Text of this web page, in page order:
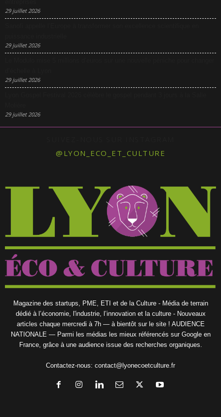
29 juillet 2026
29 juillet 2026
29 juillet 2026
29 juillet 2026
@LYON_ECO_ET_CULTURE
Magazine des startups, PME, ETI et de la Culture - Média de terrain
dédié à l’économie, l'industrie, l’innovation et la culture - Nouveaux
articles chaque mercredi à 7h — à bientôt sur le site ! AUDIENCE
NATIONALE — Parmi les médias les mieux référencés sur Google en
France, grâce à une audience issue des recherches organiques.
Contactez-nous: contact@lyonecoetculture.fr